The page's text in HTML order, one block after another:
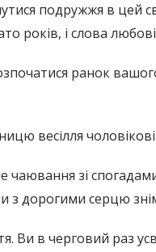
подружжя в цей
років, і слова
ранок
весілля чоловікові
зі
з дорогими серцю
Ви в черговий раз